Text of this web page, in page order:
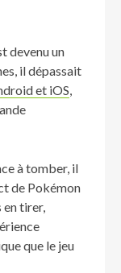
devenu un
il dépassait
et iOS
à tomber, il
de Pokémon
en tirer,
que le jeu